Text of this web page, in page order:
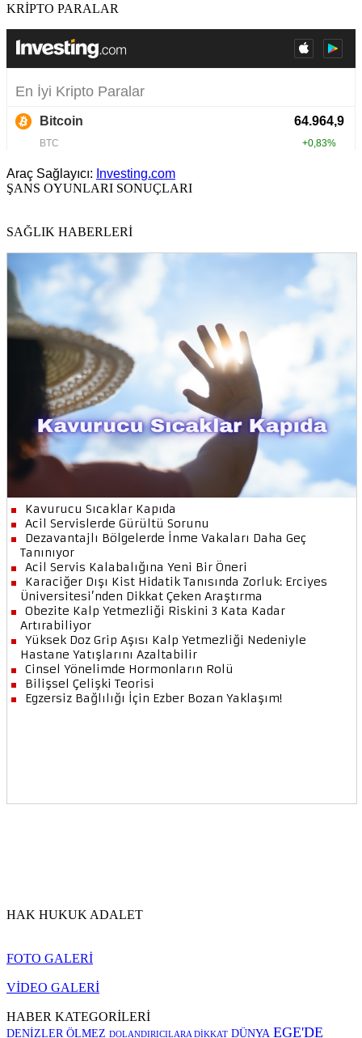
KRİPTO PARALAR
Araç Sağlayıcı: Investing.com
ŞANS OYUNLARI SONUÇLARI
SAĞLIK HABERLERİ
HAK HUKUK ADALET
FOTO GALERİ
VİDEO GALERİ
HABER KATEGORİLERİ
DENİZLER ÖLMEZ DOLANDIRICILARA DİKKAT DÜNYA EGE'DE